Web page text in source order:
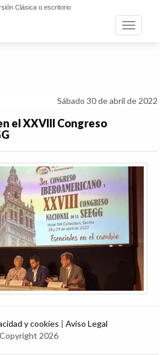
Clásica o escritorio
Toggle
Sábado 30 de abril de 2022
el XXVIII Congreso
y cookies | Aviso Legal
2026